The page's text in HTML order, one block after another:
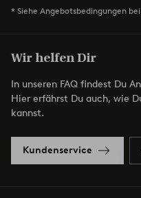
* Siehe Angebotsbedingungen
Wir helfen Dir
In unseren FAQ findest Du
Hier erfährst Du auch, wie
kannst.
Kundenservice